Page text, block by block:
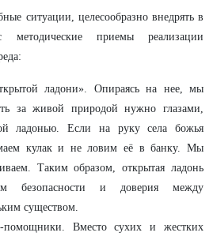
ситуации, целесообразно внедрять в
методические приемы реализации
ладони». Опираясь на нее, мы
за живой природой нужно глазами,
ладонью. Если на руку села божья
кулак и не ловим её в банку. Мы
Таким образом, открытая ладонь
безопасности и доверия между
существом.
помощники. Вместо сухих и жестких